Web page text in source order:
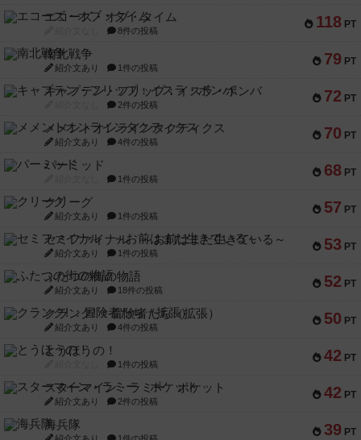
118 PT
エコーズ・オブ・タイム
8件の投稿
79 PT
南北戦争
紹介文あり 1件の投稿
72 PT
キャプテン・フリップ：イスラ・ボンバ
2件の投稿
70 PT
メメントオンラインタクティクス
紹介文あり 4件の投稿
68 PT
パーミッド
1件の投稿
57 PT
クリーグ
紹介文あり 1件の投稿
53 PT
セミファイナル ～お前はまだ生きている～
紹介文あり 1件の投稿
52 PT
ふたつの街の物語
紹介文あり 18件の投稿
50 PT
クランク! ：冒険者たち（拡張）
紹介文あり 4件の投稿
42 PT
とうほうの！
1件の投稿
42 PT
スターマイン・ラミー ポケット
紹介文あり 2件の投稿
39 PT
海兵隊